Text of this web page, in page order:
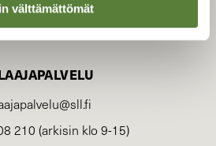
välttämättömät
210 (arkisin klo 9-15)